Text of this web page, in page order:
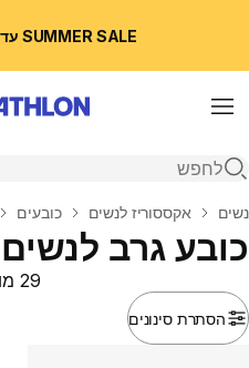
SUMMER SALE עד 50% הנחה 🛍️
Menu
פתיחת חיפוש
בית
נשים אקססוריז לנשים כובעים
כובע גרב לנשים
הסתרת סינונים
29 מוצרים